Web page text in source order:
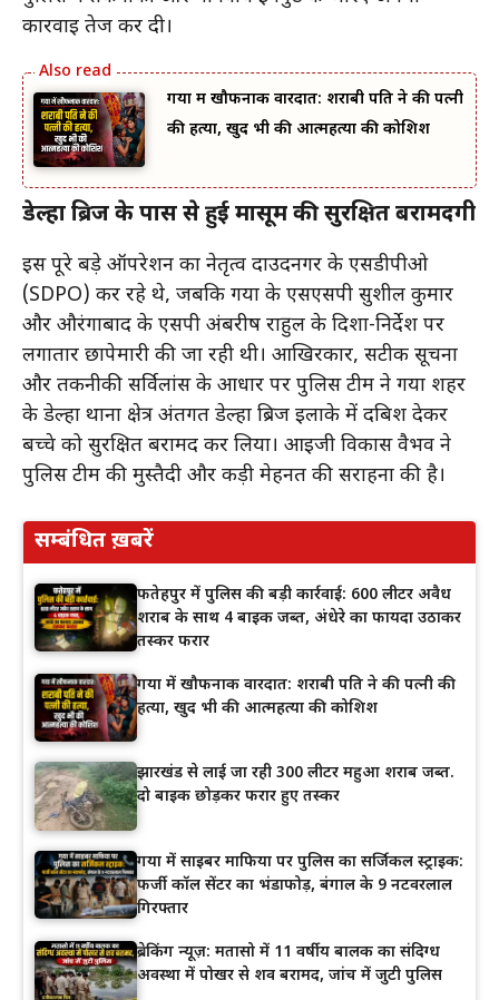
कार्रवाई तेज कर दी।
गया में खौफनाक वारदात: शराबी पति ने की पत्नी
की हत्या, खुद भी की आत्महत्या की कोशिश
डेल्हा ब्रिज के पास से हुई मासूम की सुरक्षित बरामदगी
इस पूरे बड़े ऑपरेशन का नेतृत्व दाउदनगर के एसडीपीओ
(SDPO) कर रहे थे, जबकि गया के एसएसपी सुशील कुमार
और औरंगाबाद के एसपी अंबरीष राहुल के दिशा-निर्देश पर
लगातार छापेमारी की जा रही थी। आखिरकार, सटीक सूचना
और तकनीकी सर्विलांस के आधार पर पुलिस टीम ने गया शहर
के डेल्हा थाना क्षेत्र अंतर्गत डेल्हा ब्रिज इलाके में दबिश देकर
बच्चे को सुरक्षित बरामद कर लिया। आईजी विकास वैभव ने
पुलिस टीम की मुस्तैदी और कड़ी मेहनत की सराहना की है।
सम्बंधित ख़बरें
फतेहपुर में पुलिस की बड़ी कार्रवाई: 600 लीटर अवैध
शराब के साथ 4 बाइक जब्त, अंधेरे का फायदा उठाकर
तस्कर फरार
गया में खौफनाक वारदात: शराबी पति ने की पत्नी की
हत्या, खुद भी की आत्महत्या की कोशिश
झारखंड से लाई जा रही 300 लीटर महुआ शराब जब्त.
दो बाइक छोड़कर फरार हुए तस्कर
गया में साइबर माफिया पर पुलिस का सर्जिकल स्ट्राइक:
फर्जी कॉल सेंटर का भंडाफोड़, बंगाल के 9 नटवरलाल
गिरफ्तार
ब्रेकिंग न्यूज़: मतासो में 11 वर्षीय बालक का संदिग्ध
अवस्था में पोखर से शव बरामद, जांच में जुटी पुलिस